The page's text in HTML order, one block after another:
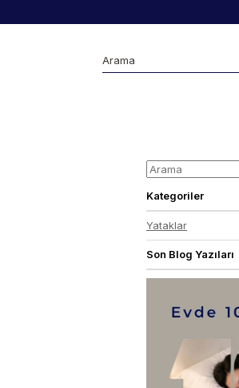
Kategoriler
Yataklar
Son Blog Yazıları